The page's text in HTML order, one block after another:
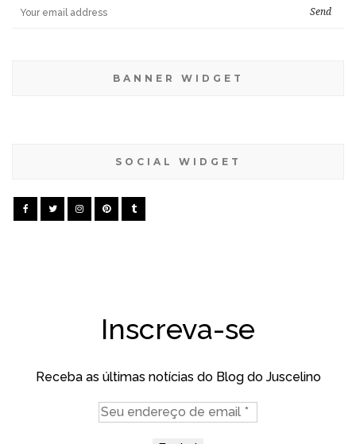
BANNER WIDGET
SOCIAL WIDGET
Inscreva-se
Receba as últimas notícias do Blog do Juscelino